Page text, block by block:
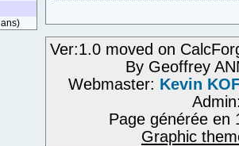
ans)
Ver:1.0 moved on
By Geoffrey
Webmaster: Kevin
Page générée en
Graphic